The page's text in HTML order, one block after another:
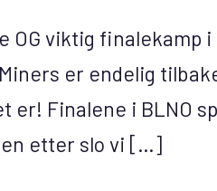
OG viktig finalekamp
er endelig
Finalene i BLNO
etter slo vi […]